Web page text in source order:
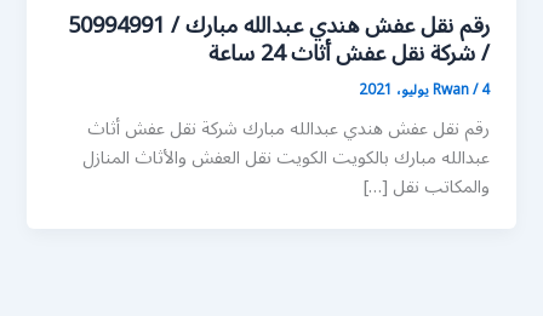
رقم نقل عفش هندي عبدالله مبارك / 50994991
/ شركة نقل عفش أثاث 24 ساعة
Rwan/4 يوليو، 2021
رقم نقل عفش هندي عبدالله مبارك شركة نقل عفش أثاث
عبدالله مبارك بالكويت الكويت نقل العفش والأثاث المنازل
والمكاتب نقل […]